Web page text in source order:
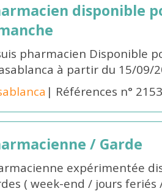
disponible
pharmacien Disponible
à partir du 15/09/
| Références n°
/ Garde
expérimentée
( week-end / jours